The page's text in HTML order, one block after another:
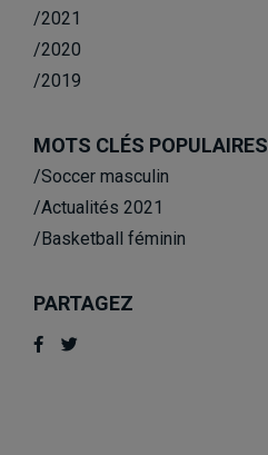
/2021
/2020
/2019
MOTS CLÉS POPULAIRES
/Soccer masculin
/Actualités 2021
/Basketball féminin
PARTAGEZ